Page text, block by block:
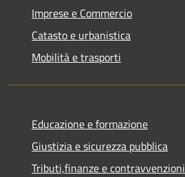
Imprese e Commercio
Catasto e urbanistica
Mobilità e trasporti
Educazione e formazione
Giustizia e sicurezza pubblica
Tributi,finanze e contravvenzioni